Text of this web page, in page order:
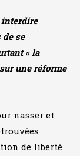
interdire
se
« la
une réforme
nasser et
de liberté